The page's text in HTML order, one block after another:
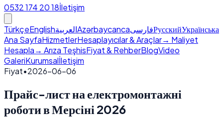
0532 174 20 18İletişim
TürkçeEnglishالعربيةAzərbaycancaفارسیРусскийУкраїнська
Ana SayfaHizmetlerHesaplayıcılar & Araçlar→ Maliyet
Hesapla→ Arıza TeşhisFiyat & RehberBlogVideo
GaleriKurumsalİletişim
Fiyat•2026-06-06
Прайс-лист на електромонтажні
роботи в Мерсіні 2026